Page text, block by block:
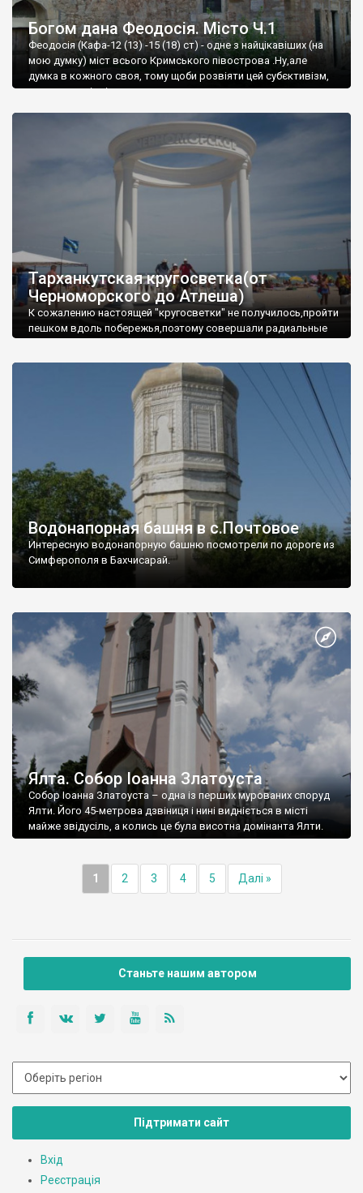
Богом дана Феодосія. Місто Ч.1
Феодосія (Кафа-12 (13) -15 (18) ст) - одне з найцікавіших (на
мою думку) міст всього Кримського півострова .Ну,але
думка в кожного своя, тому щоби розвіяти цей субєктивізм,
запрошую відвідати це
Тарханкутская кругосветка(от
Черноморского до Атлеша)
К сожалению настоящей "кругосветки" не получилось,пройти
пешком вдоль побережья,поэтому совершали радиальные
Водонапорная башня в с.Почтовое
Интересную водонапорную башню посмотрели по дороге из
Симферополя в Бахчисарай.
Ялта. Собор Іоанна Златоуста
Собор Іоанна Златоуста – одна із перших мурованих споруд
Ялти. Його 45-метрова дзвіниця і нині видніється в місті
майже звідусіль, а колись це була висотна домінанта Ялти.
1 2 3 4 5 Далі »
Станьте нашим автором
Підтримати сайт
Вхід
Реєстрація